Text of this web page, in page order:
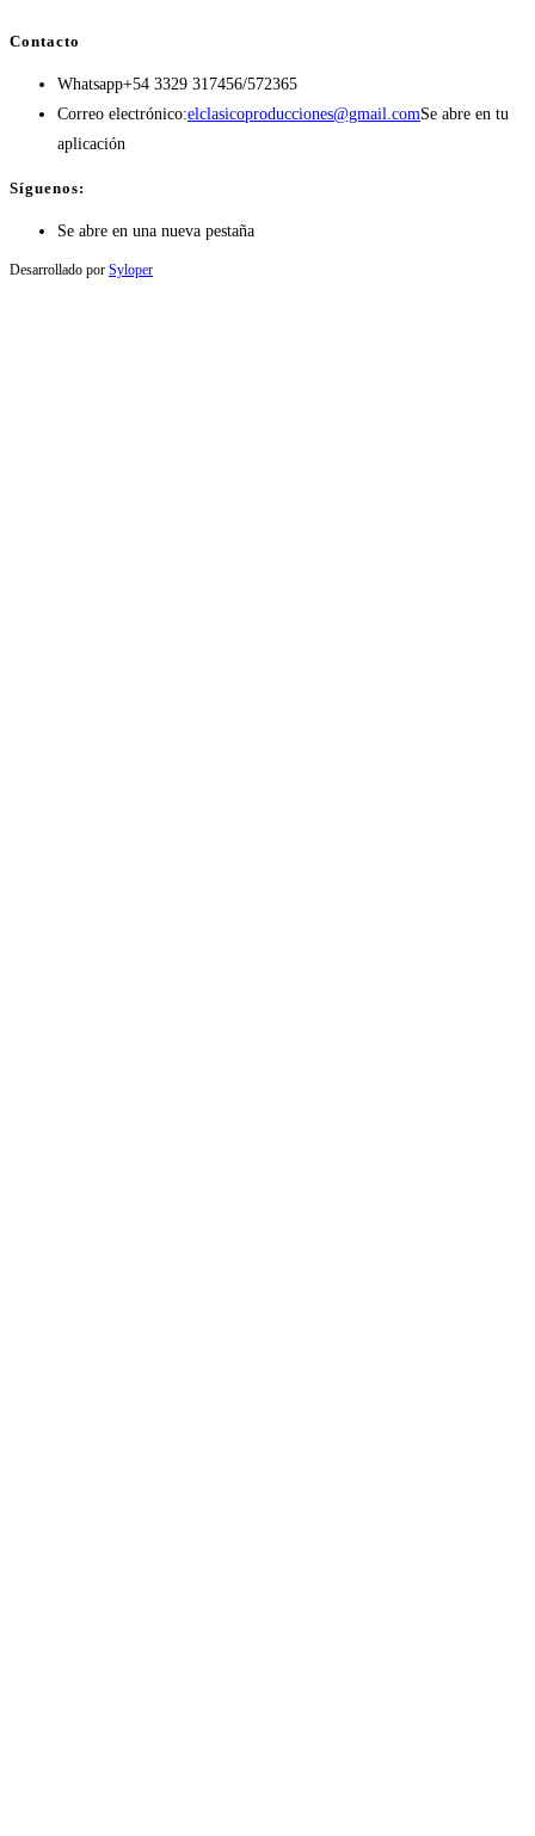
Contacto
Whatsapp+54 3329 317456/572365
Correo electrónico:elclasicoproducciones@gmail.comSe abre en tu
aplicación
Síguenos:
Se abre en una nueva pestaña
Desarrollado por Syloper